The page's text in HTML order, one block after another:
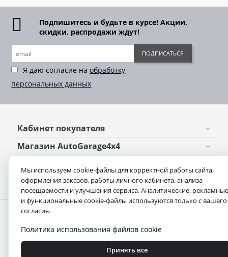
Подпишитесь и будьте в курсе! Акции,
скидки, распродажи ждут!
Я даю согласие наобработку
персональных данных
ПОДПИСАТЬСЯ
Кабинет покупателя
Магазин AutoGarage4x4
Контакты
Мы используем cookie-файлы для корректной работы сайта,
оформления заказов, работы личного кабинета, анализа
посещаемости и улучшения сервиса. Аналитические, рекламные
и функциональные cookie-файлы используются только с вашего
согласия.
Политика использования файлов cookie
Принять все